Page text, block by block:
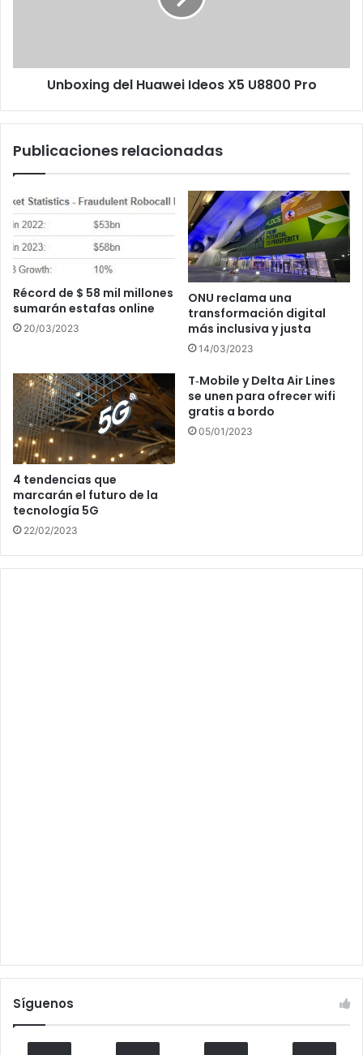
Unboxing del Huawei Ideos X5 U8800 Pro
Publicaciones relacionadas
Récord de $ 58 mil millones
sumarán estafas online
20/03/2023
ONU reclama una
transformación digital
más inclusiva y justa
14/03/2023
4 tendencias que
marcarán el futuro de la
tecnología 5G
22/02/2023
T‑Mobile y Delta Air Lines
se unen para ofrecer wifi
gratis a bordo
05/01/2023
Síguenos